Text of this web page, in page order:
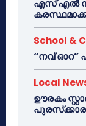
എസ് എൽ
School &
“നവ് ഓറ”
Local
ഊരകം
പുരസ്‌ക്കാര